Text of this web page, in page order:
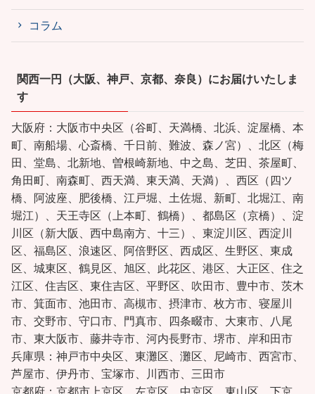
コラム
関西一円（大阪、神戸、京都、奈良）にお届けいたしま
す
大阪府：大阪市中央区（谷町、天満橋、北浜、淀屋橋、本
町、南船場、心斎橋、千日前、難波、森ノ宮）、北区（梅
田、堂島、北新地、曽根崎新地、中之島、芝田、茶屋町、
角田町、南森町、西天満、東天満、天満）、西区（四ツ
橋、阿波座、肥後橋、江戸堀、土佐堀、新町、北堀江、南
堀江）、天王寺区（上本町、鶴橋）、都島区（京橋）、淀
川区（新大阪、西中島南方、十三）、東淀川区、西淀川
区、福島区、浪速区、阿倍野区、西成区、生野区、東成
区、城東区、鶴見区、旭区、此花区、港区、大正区、住之
江区、住吉区、東住吉区、平野区、吹田市、豊中市、茨木
市、箕面市、池田市、高槻市、摂津市、枚方市、寝屋川
市、交野市、守口市、門真市、四条畷市、大東市、八尾
市、東大阪市、藤井寺市、河内長野市、堺市、岸和田市
兵庫県：神戸市中央区、東灘区、灘区、尼崎市、西宮市、
芦屋市、伊丹市、宝塚市、川西市、三田市
京都府：京都市上京区、左京区、中京区、東山区、下京